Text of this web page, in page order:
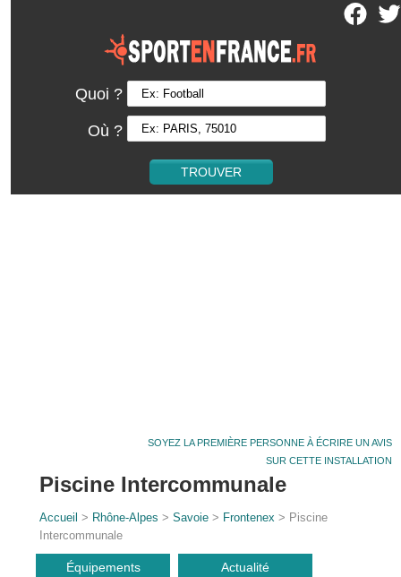
Quoi ?
Où ?
SOYEZ LA PREMIÈRE PERSONNE À ÉCRIRE UN AVIS
SUR CETTE INSTALLATION
Piscine Intercommunale
Accueil > Rhône-Alpes >Savoie > Frontenex > Piscine
Intercommunale
Équipements Actualité